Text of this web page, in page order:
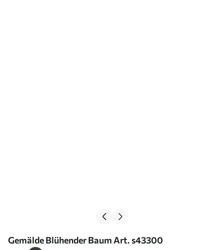
Gemälde Blühender Baum Art. s43300